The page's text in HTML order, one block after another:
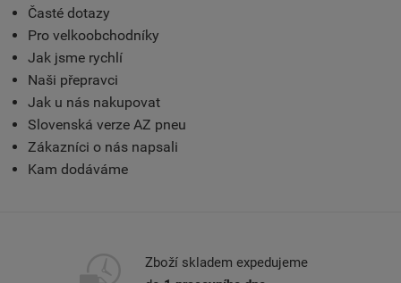
Časté dotazy
Pro velkoobchodníky
Jak jsme rychlí
Naši přepravci
Jak u nás nakupovat
Slovenská verze AZ pneu
Zákazníci o nás napsali
Kam dodáváme
Zboží skladem expedujeme